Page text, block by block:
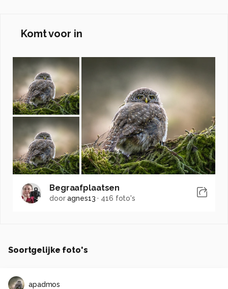
Komt voor in
Begraafplaatsen
dooragnes13 · 416 foto's
Soortgelijke foto's
apadmos